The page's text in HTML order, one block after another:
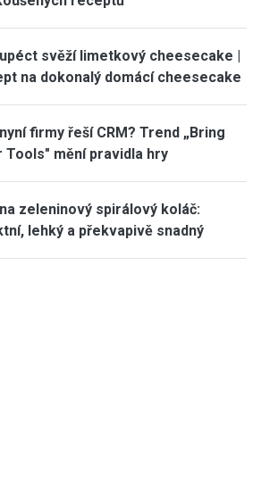
svěží limetkový cheesecake |
na dokonalý domácí cheesecake
firmy řeší CRM? Trend „Bring
Tools" mění pravidla hry
zeleninový spirálový koláč:
lehký a překvapivě snadný